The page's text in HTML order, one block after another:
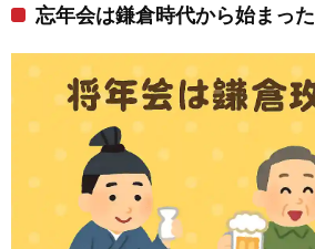
忘年会は鎌倉時代から始まった